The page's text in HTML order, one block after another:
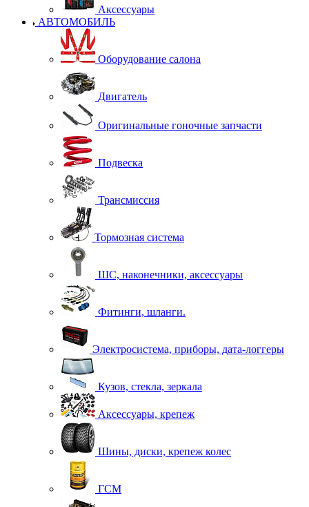
Аксессуары
АВТОМОБИЛЬ
Оборудование салона
Двигатель
Оригинальные гоночные запчасти
Подвеска
Трансмиссия
Тормозная система
ШС, наконечники, аксессуары
Фитинги, шланги.
Электросистема, приборы, дата-логгеры
Кузов, стекла, зеркала
Аксессуары, крепеж
Шины, диски, крепеж колес
ГСМ